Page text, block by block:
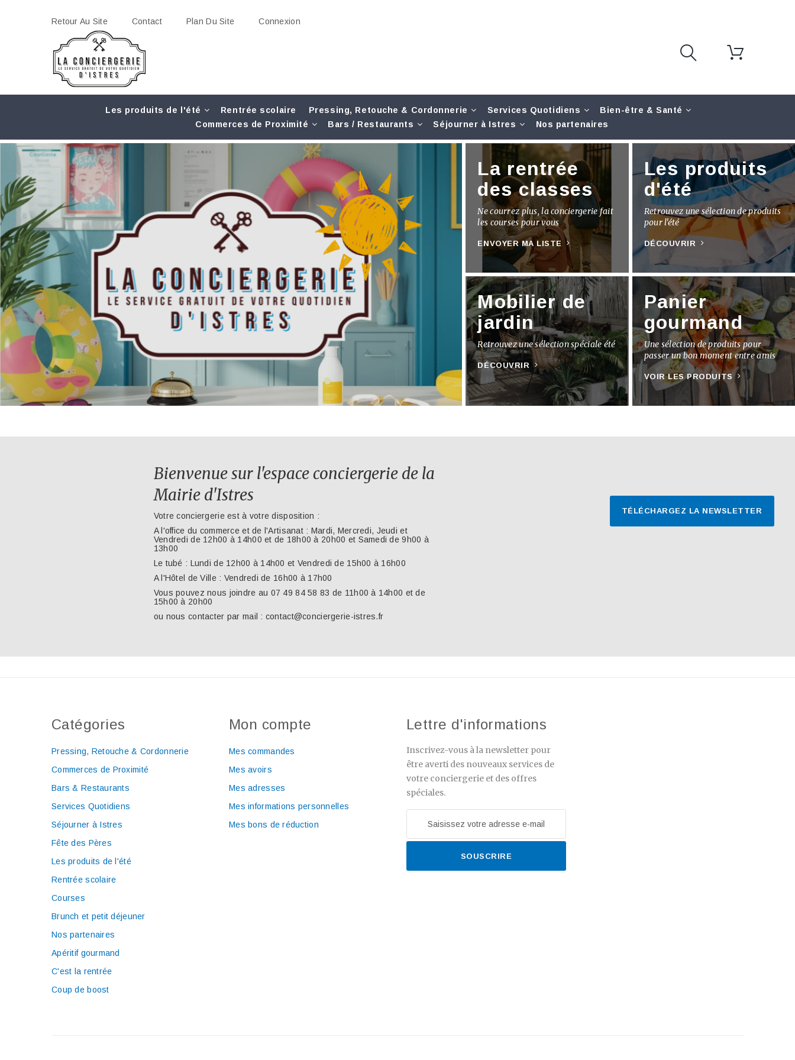
Retour Au Site Contact Plan Du Site Connexion
Les produits de l'été Rentrée scolaire Pressing, Retouche & Cordonnerie Services Quotidiens
Bien-être & Santé
Commerces de Proximité
Bars / Restaurants Séjourner à Istres Nos partenaires
La rentrée
des classes
Ne courrez plus, la conciergerie fait
les courses pour vous
ENVOYER MA LISTE
Les produits
d'été
Retrouvez une sélection de produits
pour l'été
DÉCOUVRIR
Mobilier de
jardin
Retrouvez une sélection spéciale été
DÉCOUVRIR
Panier
gourmand
Une sélection de produits pour
passer un bon moment entre amis
VOIR LES PRODUITS
Bienvenue sur l'espace conciergerie de la
Mairie d'Istres
Votre conciergerie est à votre disposition :
A l'office du commerce et de l'Artisanat : Mardi, Mercredi, Jeudi et
Vendredi de 12h00 à 14h00 et de 18h00 à 20h00 et Samedi de 9h00 à
13h00
Le tubé : Lundi de 12h00 à 14h00 et Vendredi de 15h00 à 16h00
A l'Hôtel de Ville : Vendredi de 16h00 à 17h00
Vous pouvez nous joindre au 07 49 84 58 83 de 11h00 à 14h00 et de
15h00 à 20h00
ou nous contacter par mail : contact@conciergerie-istres.fr
TÉLÉCHARGEZ LA NEWSLETTER
Catégories
Pressing, Retouche & Cordonnerie
Commerces de Proximité
Bars & Restaurants
Services Quotidiens
Séjourner à Istres
Fête des Pères
Les produits de l'été
Rentrée scolaire
Courses
Brunch et petit déjeuner
Nos partenaires
Apéritif gourmand
C'est la rentrée
Coup de boost
Mon compte
Mes commandes
Mes avoirs
Mes adresses
Mes informations personnelles
Mes bons de réduction
Lettre d'informations
Inscrivez-vous à la newsletter pour
être averti des nouveaux services de
votre conciergerie et des offres
spéciales.
SOUSCRIRE